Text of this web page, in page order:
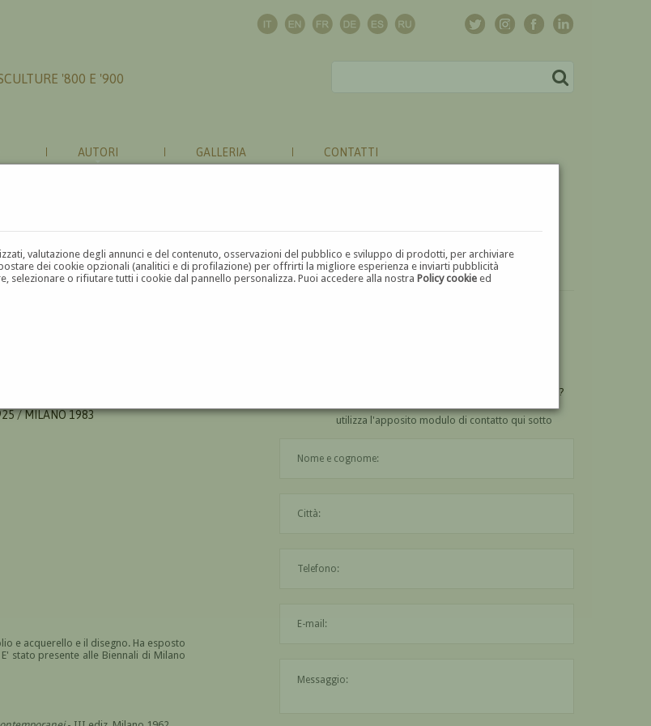
valutazione degli annunci e del contenuto, osservazioni del pubblico e sviluppo di prodotti, per archiviare
dei cookie opzionali (analitici e di profilazione) per offrirti la migliore esperienza e inviarti pubblicità
selezionare o rifiutare tutti i cookie dal pannello personalizza. Puoi accedere alla nostraPolicy cookie ed
'800 E '900
AUTORI GALLERIA CONTATTI
/ MILANO 1983
e acquerello e il disegno. Ha esposto
stato presente alle Biennali di Milano
UN'OPERA DI LUIGI BRAMBATI?
utilizza l'apposito modulo di contatto qui sotto